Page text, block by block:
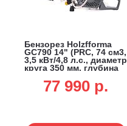
Бензорез Holzfforma
GC790 14" (PRC, 74 см3,
3,5 кВт/4,8 л.с., диаметр
круга 350 мм, глубина
77 990 p.